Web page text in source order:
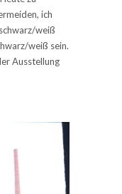
ich
weiß
weiß sein.
Ausstellung